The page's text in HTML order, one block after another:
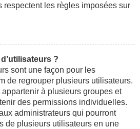
respectent les règles imposées sur
?
sont une façon pour les
de regrouper plusieurs utilisateurs.
à plusieurs groupes et
des permissions individuelles.
administrateurs qui pourront
de plusieurs utilisateurs en une